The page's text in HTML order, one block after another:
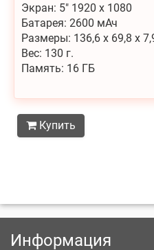
Экран: 5" 1920 x 1080
Батарея: 2600 мАч
Размеры: 136,6 x 69,8 x
Вес: 130 г.
Память: 16 ГБ
Купить
Информация